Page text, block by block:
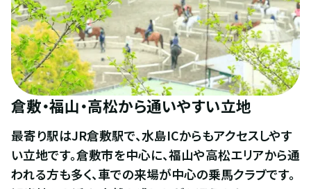
倉敷・福山・高松から通いやすい立地
最寄り駅はJR倉敷駅で、水島ICからもアクセスしやす
い立地です。倉敷市を中心に、福山や高松エリアから通
われる方も多く、車での来場が中心の乗馬クラブです。